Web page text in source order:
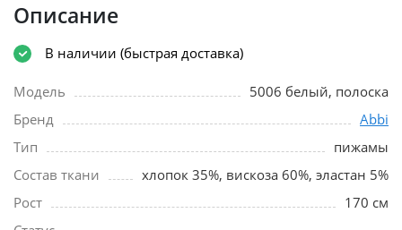
Описание
В наличии (быстрая доставка)
Модель
5006 белый, полоска
Бренд
Abbi
Тип
пижамы
Состав ткани
хлопок 35%, вискоза 60%, эластан 5%
Рост
170 см